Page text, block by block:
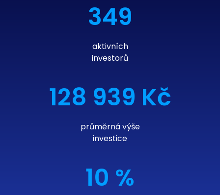
349
aktivních
investorů
128 939 Kč
průměrná výše
investice
10 %